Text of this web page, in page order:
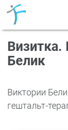
Визитка.
Белик
Виктории
гештальт-